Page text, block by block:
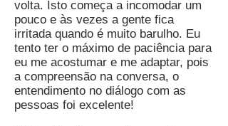
volta. Isto começa a incomodar um
pouco e às vezes a gente fica
irritada quando é muito barulho. Eu
tento ter o máximo de paciência para
eu me acostumar e me adaptar, pois
a compreensão na conversa, o
entendimento no diálogo com as
pessoas foi excelente!